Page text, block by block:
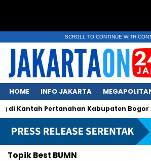
SCROLL TO CONTINUE WITH
HOME INFO JAKARTA
di Kantah Pertanahan Kabupaten Bogor
TopikBest BUMN